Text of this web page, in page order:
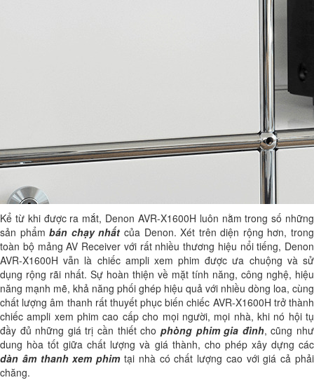
Kể từ khi được ra mắt, Denon AVR-X1600H luôn nằm trong số những
sản phẩmbán chạy nhất của Denon. Xét trên diện rộng hơn, trong
toàn bộ mảng AV Receiver với rất nhiều thương hiệu nổi tiếng, Denon
AVR-X1600H vẫn là chiếc ampli xem phim được ưa chuộng và sử
dụng rộng rãi nhất. Sự hoàn thiện về mặt tính năng, công nghệ, hiệu
năng mạnh mẽ, khả năng phối ghép hiệu quả với nhiều dòng loa, cùng
chất lượng âm thanh rất thuyết phục biến chiếc AVR-X1600H trở thành
chiếc ampli xem phim cao cấp cho mọi người, mọi nhà, khi nó hội tụ
đầy đủ những giá trị cần thiết cho phòng phim gia đình, cũng như
dung hòa tốt giữa chất lượng và giá thành, cho phép xây dựng các
dàn âm thanh xem phimtại nhà có chất lượng cao với giá cả phải
chăng.